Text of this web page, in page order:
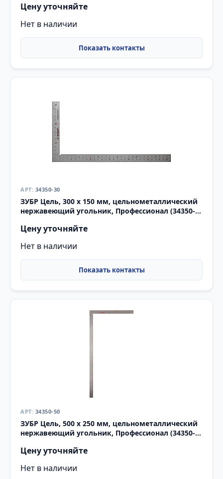
Цену уточняйте
Нет в наличии
34350-30
ЗУБР Цель, 300 х 150 мм, цельнометаллический
нержавеющий угольник, Профессионал (34350-
Цену уточняйте
Нет в наличии
34350-50
ЗУБР Цель, 500 х 250 мм, цельнометаллический
нержавеющий угольник, Профессионал (34350-
Цену уточняйте
Нет в наличии